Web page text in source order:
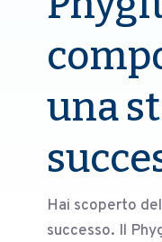
una
Hai scoperto
successo. Il